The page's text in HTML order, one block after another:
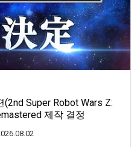
Super Robot Wars Z:
제작 결정